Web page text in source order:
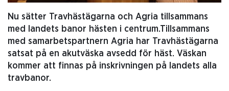
Nu sätter Travhästägarna och Agria tillsammans
med landets banor hästen i centrum.Tillsammans
med samarbetspartnern Agria har Travhästägarna
satsat på en akutväska avsedd för häst. Väskan
kommer att finnas på inskrivningen på landets alla
travbanor.